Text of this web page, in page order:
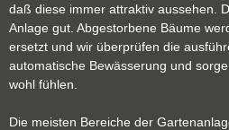
daß diese immer attraktiv aussehen.
Anlage gut. Abgestorbene Bäume
ersetzt und wir überprüfen die
automatische Bewässerung und
wohl fühlen.
Die meisten Bereiche der